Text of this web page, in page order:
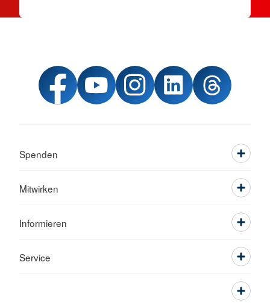
Spenden
Mitwirken
Informieren
Service